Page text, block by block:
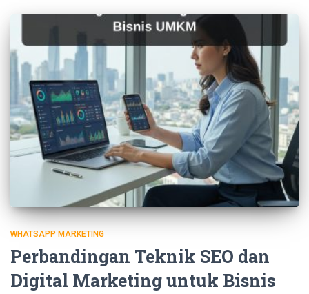
WHATSAPP MARKETING
Perbandingan Teknik SEO dan
Digital Marketing untuk Bisnis